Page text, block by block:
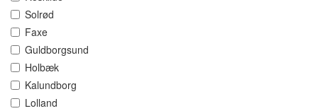
Solrød
Faxe
Guldborgsund
Holbæk
Kalundborg
Lolland